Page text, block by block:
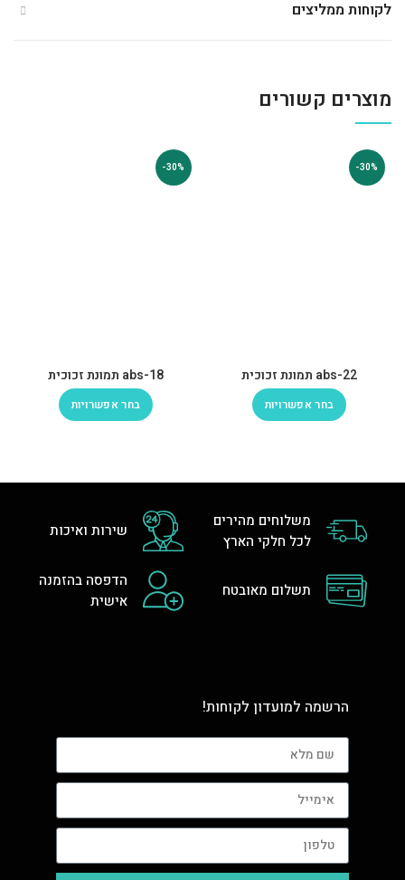
לקוחות ממליצים
מוצרים קשורים
-30%
abs-22 תמונת זכוכית
בחר אפשרויות
-30%
abs-18 תמונת זכוכית
בחר אפשרויות
משלוחים מהירים
לכל חלקי הארץ
שירות ואיכות
תשלום מאובטח
הדפסה בהזמנה
אישית
הרשמה למועדון לקוחות!